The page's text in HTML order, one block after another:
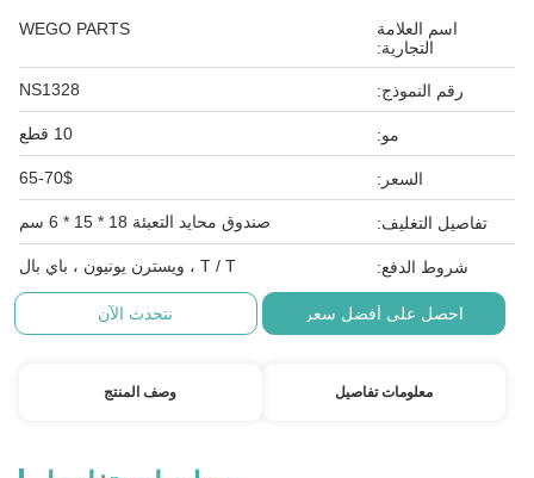
اسم العلامة
التجارية:
WEGO PARTS
رقم النموذج: NS1328
مو: 10 قطع
السعر: 65-70$
تفاصيل التغليف: صندوق محايد التعبئة 18 * 15 * 6 سم
شروط الدفع: T / T ، ويسترن يونيون ، باي بال
احصل على أفضل سعر نتحدث الآن
معلومات تفاصيل وصف المنتج